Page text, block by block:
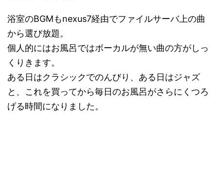
浴室のBGMもnexus7経由でファイルサーバ上の曲
から選び放題。
個人的にはお風呂ではボーカルが無い曲の方がしっ
くりきます。
ある日はクラシックでのんびり、ある日はジャズ
と、これを買ってから毎日のお風呂がさらにくつろ
げる時間になりました。